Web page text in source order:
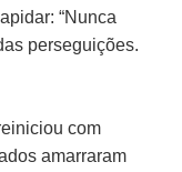
“Nunca
perseguições.
com
amarraram